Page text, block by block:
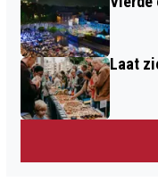
Laat